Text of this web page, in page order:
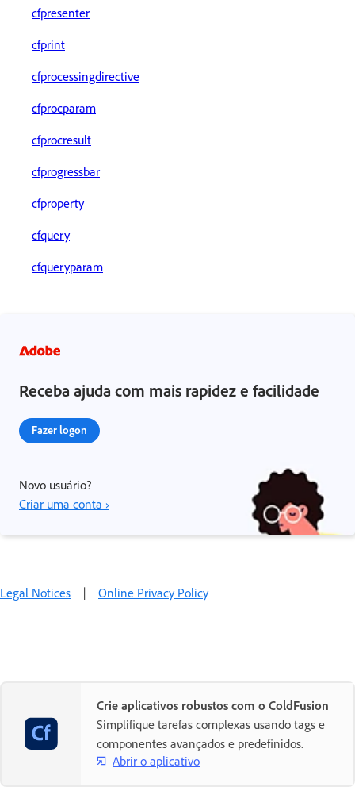
cfpresenter
cfprint
cfprocessingdirective
cfprocparam
cfprocresult
cfprogressbar
cfproperty
cfquery
cfqueryparam
Receba ajuda com mais rapidez e facilidade
Fazer logon
Novo usuário?
Criar uma conta ›
Legal Notices | Online Privacy Policy
Crie aplicativos robustos com o ColdFusion
Simplifique tarefas complexas usando tags e
componentes avançados e predefinidos.
Abrir o aplicativo